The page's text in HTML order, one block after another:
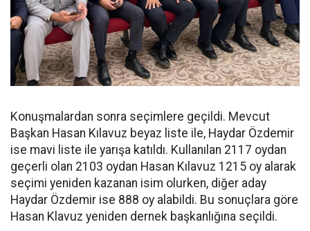
Konuşmalardan sonra seçimlere geçildi. Mevcut
Başkan Hasan Kılavuz beyaz liste ile, Haydar Özdemir
ise mavi liste ile yarışa katıldı. Kullanılan 2117 oydan
geçerli olan 2103 oydan Hasan Kılavuz 1215 oy alarak
seçimi yeniden kazanan isim olurken, diğer aday
Haydar Özdemir ise 888 oy alabildi. Bu sonuçlara göre
Hasan Klavuz yeniden dernek başkanlığına seçildi.